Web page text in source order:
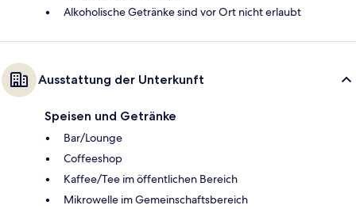
Alkoholische Getränke sind vor Ort nicht erlaubt
Ausstattung der Unterkunft
Speisen und Getränke
Bar/Lounge
Coffeeshop
Kaffee/Tee im öffentlichen Bereich
Mikrowelle im Gemeinschaftsbereich